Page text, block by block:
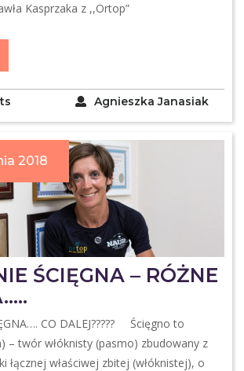
Kasprzaka z ,,Ortop”
Agnieszka Janasiak
2018
ŚCIĘGNA – RÓŻNE
CO DALEJ????? Ścięgno to
– twór włóknisty (pasmo) zbudowany z
łącznej właściwej zbitej (włóknistej), o